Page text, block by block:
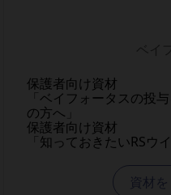
保護者向け資材
「ベイフォータスの投
の方へ」
保護者向け資材
「知っておきたいRSウ
資材